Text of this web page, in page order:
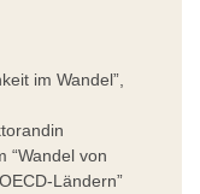
im Wandel”,
“Wandel von
Ländern”